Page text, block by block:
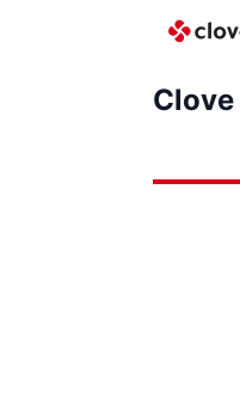
Clove